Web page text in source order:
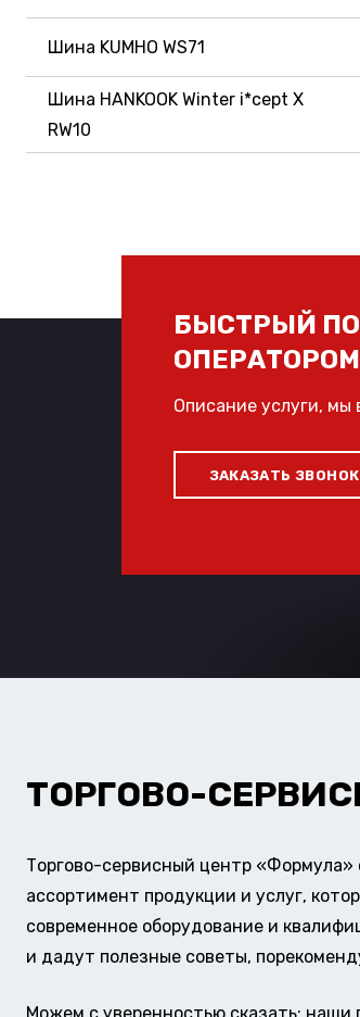
Шина KUMHO WS71
Шина HANKOOK Winter i*cept X
RW10
БЫСТРЫЙ
ОПЕРАТОРОМ
Описание услуги, мы
ЗАКАЗАТЬ ЗВОНОК
ТОРГОВО-
Торгово-сервисный центр
ассортимент продукции и услуг,
современное оборудование и
и дадут полезные советы,
Можем с уверенностью сказать: